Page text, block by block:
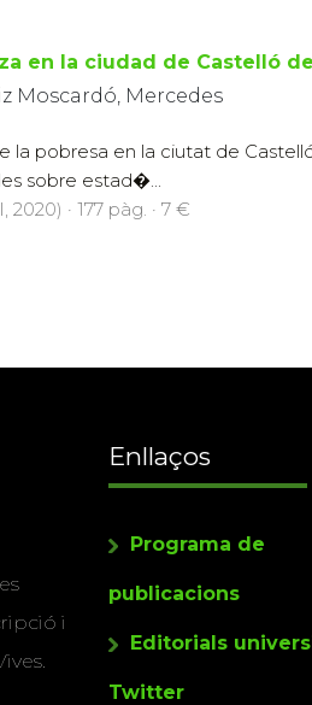
en la ciudad de Castelló
Moscardó, Mercedes
la pobresa en la ciutat de
sobre estad�...
· 177 pàg. · 7 €
i
Enllaços
Programa de
publicacions
Editorials
Twitter